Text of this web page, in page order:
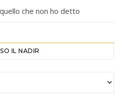
che non ho detto
IL NADIR